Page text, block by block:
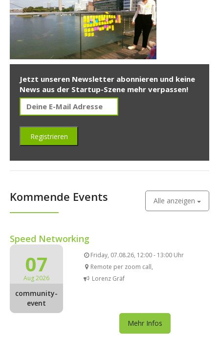
Jetzt unseren Newsletter abonnieren und keine
News aus der Startup-Szene mehr verpassen!
Kommende Events Alle anzeigen
Speed Networking
07
Aug 2026
community-
event
Friday, 07.08.26, 12:00 - 13:00 Uhr
Remote per zoom call,
Lorenz Gräf
Mehr Infos